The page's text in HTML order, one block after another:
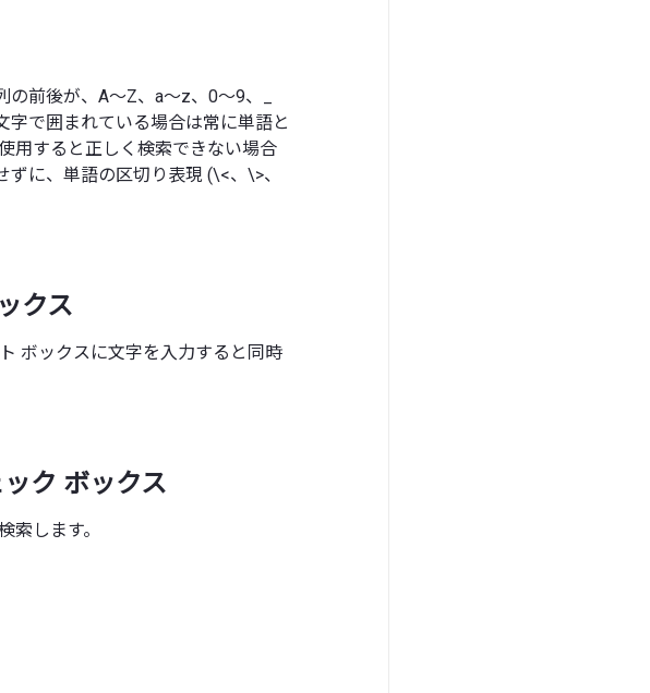
前後が、A～Z、a～z、0～9、_
字で囲まれている場合は常に単語と
用すると正しく検索できない場合
に、単語の区切り表現 (\<、\>、
クス
ボックスに文字を入力すると同時
ク ボックス
索します。